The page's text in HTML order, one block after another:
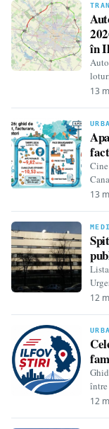
în
13
13
12
12